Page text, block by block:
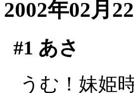
2002年02月
#1 あさ
うむ！妹姫